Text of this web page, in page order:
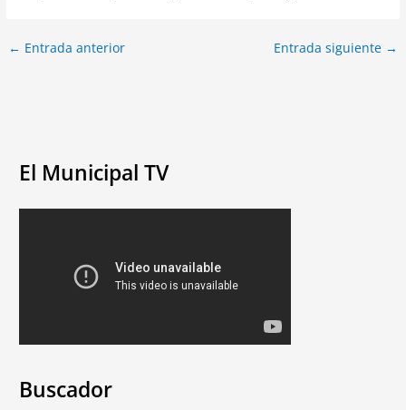
← Entrada anterior Entrada siguiente →
El Municipal TV
Buscador